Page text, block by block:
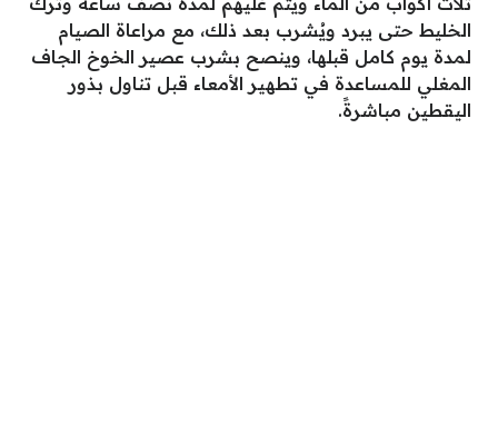
الخليط حتى يبرد ويُشرب بعد ذلك، مع مراعاة الصيام
لمدة يوم كامل قبلها، وينصح بشرب عصير الخوخ الجاف
المغلي للمساعدة في تطهير الأمعاء قبل تناول بذور
اليقطين مباشرةً.